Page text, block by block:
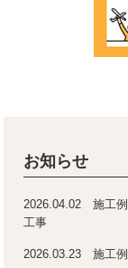
お知らせ
2026.04.02 施工
工事
2026.03.23 施工